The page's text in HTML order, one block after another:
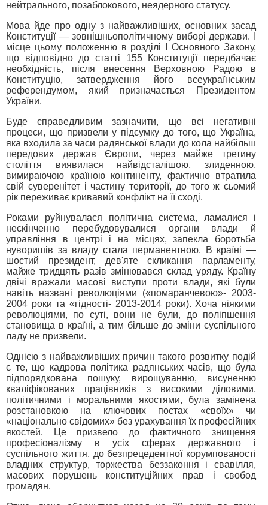
нейтрального, позаблокового, неядерного статусу.
Мова йде про одну з найважливіших, основних засад
Конституції — зовнішньополітичному виборі держави. І
місце цьому положенню в розділі I Основного Закону,
що відповідно до статті 155 Конституції передбачає
необхідність, після внесення Верховною Радою в
Конституцію, затвердження його всеукраїнським
референдумом, який призначається Президентом
України.
Буде справедливим зазначити, що всі негативні
процеси, що призвели у підсумку до того, що Україна,
яка входила за часи радянської влади до кола найбільш
передових держав Європи, через майже третину
століття виявилася найвідсталішою, злиденною,
вимираючою країною континенту, фактично втратила
свій суверенітет і частину території, до того ж сьомий
рік переживає кривавий конфлікт на її сході.
Роками руйнувалася політична система, ламалися і
нескінченно перебудовувалися органи влади й
управління в центрі і на місцях, запекла боротьба
нуворишів за владу стала перманентною. В країні —
шостий президент, дев'яте скликання парламенту,
майже тридцять разів змінювався склад уряду. Країну
двічі вражали масові виступи проти влади, які були
навіть названі революціями («помаранчевою»- 2003-
2004 роки та «гідності- 2013-2014 роки). Хоча ніякими
революціями, по суті, вони не були, до поліпшення
становища в країні, а тим більше до зміни суспільного
ладу не призвели.
Однією з найважливіших причин такого розвитку подій
є те, що кадрова політика радянських часів, що була
підпорядкована пошуку, вирощуванню, висуненню
кваліфікованих працівників з високими діловими,
політичними і моральними якостями, була замінена
розстановкою на ключових постах «своїх» чи
«національно свідомих» без урахування їх професійних
якостей. Це призвело до фактичного знищення
професіоналізму в усіх сферах державного і
суспільного життя, до безпрецедентної корумпованості
владних структур, торжества беззаконня і свавілля,
масових порушень конституційних прав і свобод
громадян.